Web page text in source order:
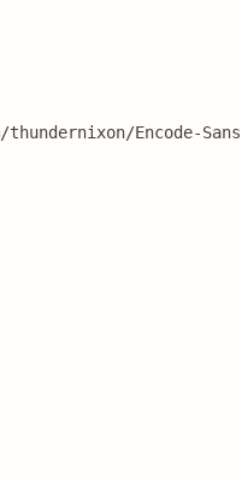
Encode-